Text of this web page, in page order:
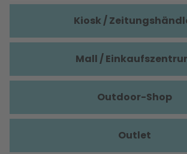
Kiosk /
Mall /
Outdoor-Shop
Outlet